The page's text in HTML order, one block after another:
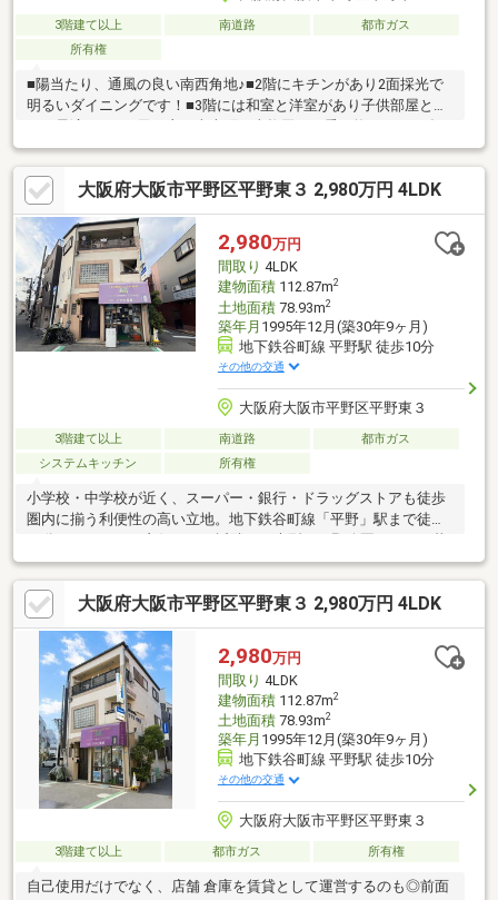
3階建て以上 南道路
都市ガス
所有権
■陽当たり、通風の良い南西角地♪■2階にキチンがあり2面採光で
明るいダイニングです！■3階には和室と洋室があり子供部屋とし
方面へアクセス良好！■丈夫な鉄骨造■南向きバルコニー～周辺環
境～・スーパーまで徒歩約6分・コンビニまで徒歩約4分・ドラッ
グストアまで徒歩約2分・総合病院まで徒歩約5分・郵便局まで徒
歩約4分・銀行まで徒歩約2分・小学校まで徒歩約5分住宅ローン
などの資金計画もお気軽にご相談ください!!お問合せお待ちしてお
ります!!
大阪府大阪市平野区平野東３ 2,980万円 4LDK
2,980万円
間取り 4LDK
建物面積112.87m2
土地面積78.93m2
築年月 1995年12月(築30年9ヶ月)
地下鉄谷町線 平野駅 徒歩10分
その他の交通
大阪府大阪市平野区平野東３
3階建て以上 南道路
都市ガス
システムキッチン
所有権
小学校・中学校が近く、スーパー・銀行・ドラッグストアも徒歩
圏内に揃う利便性の高い立地。地下鉄谷町線「平野」駅まで徒歩
らしやすさも魅力。南向き・前面道路約25mに面した視認性の高
さを活かし、住まいとしてはもちろん、飲食店や美容系サロン、
物販、教室などの事業用途としても可能性を感じられる一邸で
す。
大阪府大阪市平野区平野東３ 2,980万円 4LDK
2,980万円
間取り 4LDK
建物面積112.87m2
土地面積78.93m2
築年月 1995年12月(築30年9ヶ月)
地下鉄谷町線 平野駅 徒歩10分
その他の交通
大阪府大阪市平野区平野東３
3階建て以上 都市ガス 所有権
自己使用だけでなく、店舗 倉庫を賃貸として運営するのも◎前面